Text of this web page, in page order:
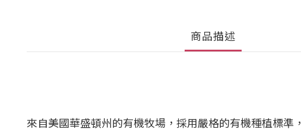
商品描述
來自美國華盛頓州的有機牧場，採用嚴格的有機種植標準，